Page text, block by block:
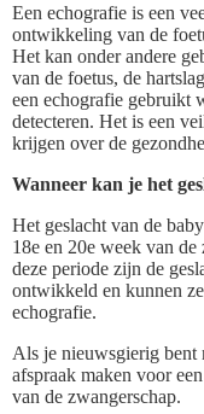
Een echografie is een
ontwikkeling van de
Het kan onder andere
van de foetus, de
een echografie gebruikt
detecteren. Het is een
krijgen over de
Wanneer kan je het
Het geslacht van de
18e en 20e week van
deze periode zijn de
ontwikkeld en kunnen
echografie.
Als je nieuwsgierig bent
afspraak maken voor
van de zwangerschap.